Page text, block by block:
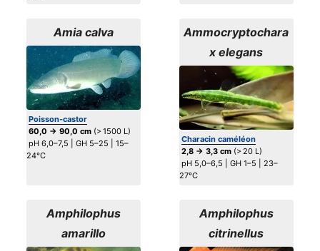
Amia calva
Poisson-castor
60,0 → 90,0 cm (> 1500 L)
pH 6,0–7,5 | GH 5–25 | 15–
24°C
Ammocryptochara
x elegans
Characin caméléon
2,8 → 3,3 cm(> 20 L)
pH 5,0–6,5 | GH 1–5 | 23–
27°C
Amphilophus
amarillo
Amphilophus
citrinellus